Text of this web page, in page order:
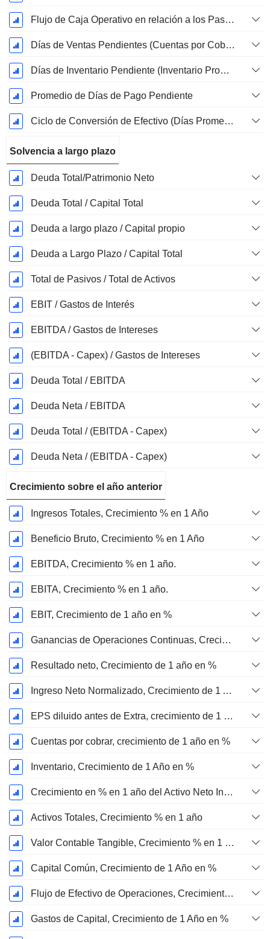
Flujo de Caja Operativo en relación a los Pasivos Corrientes
Días de Ventas Pendientes (Cuentas por Cobrar Promedio)
Días de Inventario Pendiente (Inventario Promedio)
Promedio de Días de Pago Pendiente
Ciclo de Conversión de Efectivo (Días Promedio)
Solvencia a largo plazo
Deuda Total/Patrimonio Neto
Deuda Total / Capital Total
Deuda a largo plazo / Capital propio
Deuda a Largo Plazo / Capital Total
Total de Pasivos / Total de Activos
EBIT / Gastos de Interés
EBITDA / Gastos de Intereses
(EBITDA - Capex) / Gastos de Intereses
Deuda Total / EBITDA
Deuda Neta / EBITDA
Deuda Total / (EBITDA - Capex)
Deuda Neta / (EBITDA - Capex)
Crecimiento sobre el año anterior
Ingresos Totales, Crecimiento % en 1 Año
Beneficio Bruto, Crecimiento % en 1 Año
EBITDA, Crecimiento % en 1 año.
EBITA, Crecimiento % en 1 año.
EBIT, Crecimiento de 1 año en %
Ganancias de Operaciones Continuas, Crecimiento de 1 Año en %
Resultado neto, Crecimiento de 1 año en %
Ingreso Neto Normalizado, Crecimiento de 1 Año en %
EPS diluido antes de Extra, crecimiento de 1 año %
Cuentas por cobrar, crecimiento de 1 año en %
Inventario, Crecimiento de 1 Año en %
Crecimiento en % en 1 año del Activo Neto Inmovilizado Material
Activos Totales, Crecimiento % en 1 año
Valor Contable Tangible, Crecimiento % en 1 año
Capital Común, Crecimiento de 1 Año en %
Flujo de Efectivo de Operaciones, Crecimiento de 1 Año en %
Gastos de Capital, Crecimiento de 1 Año en %